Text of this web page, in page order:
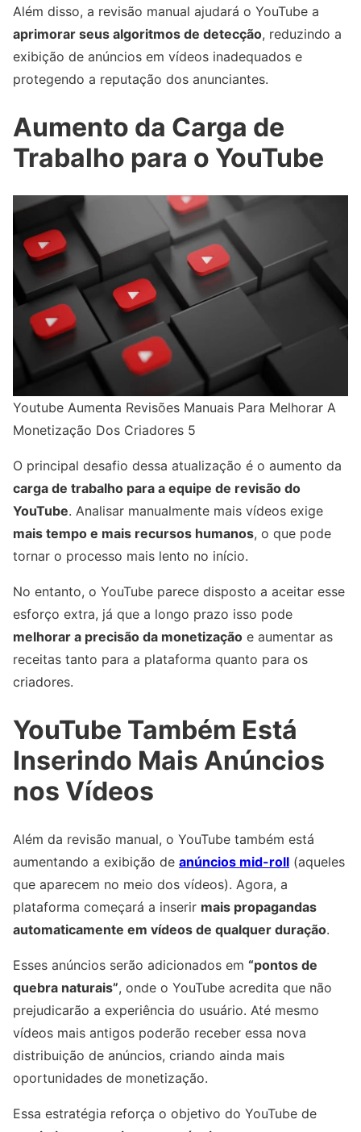
Além disso, a revisão manual ajudará o YouTube a
aprimorar seus algoritmos de detecção, reduzindo a
exibição de anúncios em vídeos inadequados e
protegendo a reputação dos anunciantes.
Aumento da Carga de
Trabalho para o YouTube
Youtube Aumenta Revisões Manuais Para Melhorar A
Monetização Dos Criadores 5
O principal desafio dessa atualização é o aumento da
carga de trabalho para a equipe de revisão do
YouTube. Analisar manualmente mais vídeos exige
mais tempo e mais recursos humanos, o que pode
tornar o processo mais lento no início.
No entanto, o YouTube parece disposto a aceitar esse
esforço extra, já que a longo prazo isso pode
melhorar a precisão da monetização e aumentar as
receitas tanto para a plataforma quanto para os
criadores.
YouTube Também Está
Inserindo Mais Anúncios
nos Vídeos
Além da revisão manual, o YouTube também está
aumentando a exibição de anúncios mid-roll (aqueles
que aparecem no meio dos vídeos). Agora, a
plataforma começará a inserir mais propagandas
automaticamente em vídeos de qualquer duração.
Esses anúncios serão adicionados em “pontos de
quebra naturais”, onde o YouTube acredita que não
prejudicarão a experiência do usuário. Até mesmo
vídeos mais antigos poderão receber essa nova
distribuição de anúncios, criando ainda mais
oportunidades de monetização.
Essa estratégia reforça o objetivo do YouTube de